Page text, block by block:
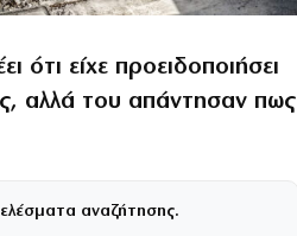
ότι είχε προειδοποιήσει
αλλά του απάντησαν πως
αναζήτησης.